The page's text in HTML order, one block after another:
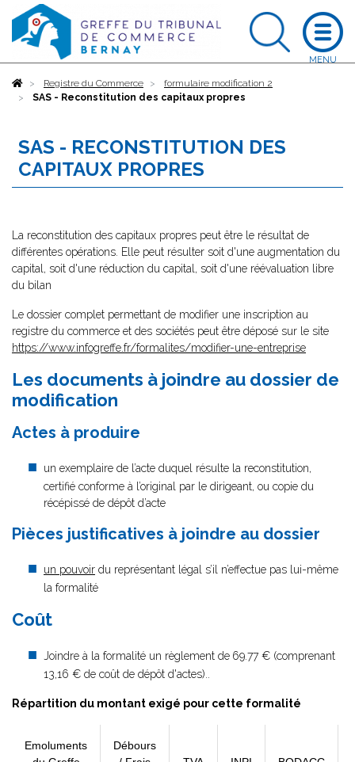
AccueilRegistre du Commerce
formulaire modification 2
SAS - Reconstitution des capitaux propres
SAS - RECONSTITUTION DES
CAPITAUX PROPRES
La reconstitution des capitaux propres peut être le résultat de
différentes opérations. Elle peut résulter soit d'une augmentation du
capital, soit d'une réduction du capital, soit d'une réévaluation libre
du bilan
Le dossier complet permettant de modifier une inscription au
registre du commerce et des sociétés peut être déposé sur le site
https://www.infogreffe.fr/formalites/modifier-une-entreprise
Les documents à joindre au dossier de
modification
Actes à produire
un exemplaire de l’acte duquel résulte la reconstitution,
certifié conforme à l’original par le dirigeant, ou copie du
récépissé de dépôt d’acte
Pièces justificatives à joindre au dossier
un pouvoir du représentant légal s’il n’effectue pas lui-même
la formalité
Coût
Joindre à la formalité un règlement de 69.77 € (comprenant
13,16 € de coût de dépôt d'actes)..
Répartition du montant exigé pour cette formalité
Emoluments
Débours